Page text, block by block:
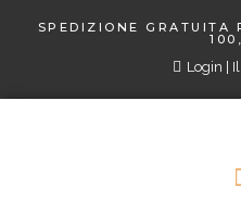
SPEDIZIONE GRATUITA
Login |